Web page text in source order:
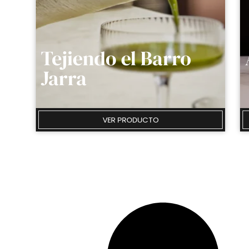
Tejiendo el Barro
Jarra
VER PRODUCTO